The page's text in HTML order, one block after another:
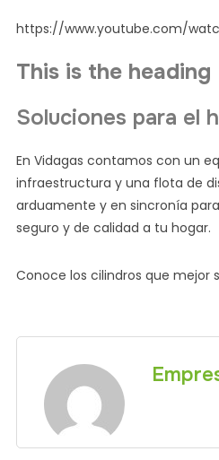
https://www.youtube.com/
This is the heading
Soluciones para el
En Vidagas contamos con un
infraestructura y una flota de
arduamente y en sincronía
seguro y de calidad a tu hogar.
Conoce los cilindros que mejor